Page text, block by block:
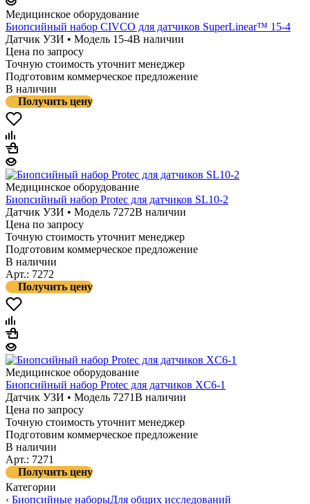
Медицинское оборудование
Биопсийный набор CIVCO для датчиков SuperLinear™ 15-4
Датчик УЗИ • Модель 15-4В наличии
Цена по запросу
Точную стоимость уточнит менеджер
Подготовим коммерческое предложение
В наличии
Получить цену
Медицинское оборудование
Биопсийный набор Protec для датчиков SL10-2
Датчик УЗИ • Модель 7272В наличии
Цена по запросу
Точную стоимость уточнит менеджер
Подготовим коммерческое предложение
В наличии
Арт.: 7272
Получить цену
Медицинское оборудование
Биопсийный набор Protec для датчиков XC6-1
Датчик УЗИ • Модель 7271В наличии
Цена по запросу
Точную стоимость уточнит менеджер
Подготовим коммерческое предложение
В наличии
Арт.: 7271
Получить цену
Категории
‹ Биопсийные наборыДля общих исследований